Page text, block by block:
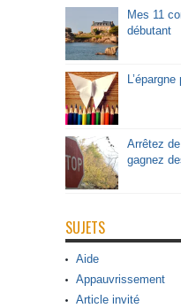
Mes 11
débutant
Arrêtez
gagnez
SUJETS
Aide
Appauvrissement
Article invité